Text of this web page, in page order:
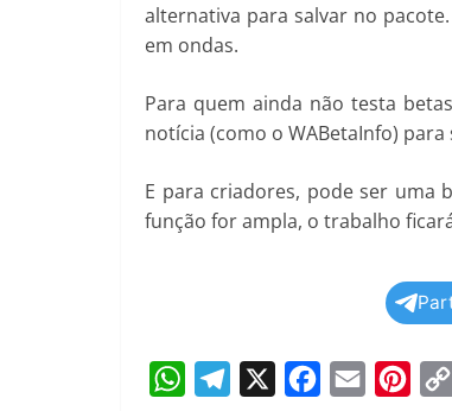
alternativa para salvar no
em ondas.
Para quem ainda não testa
notícia (como o WABetaInfo)
E para criadores, pode ser uma
função for ampla, o trabalho